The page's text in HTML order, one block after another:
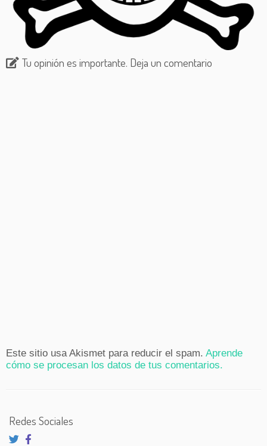
Tu opinión es importante. Deja un comentario
Este sitio usa Akismet para reducir el spam. Aprende
cómo se procesan los datos de tus comentarios.
Redes Sociales